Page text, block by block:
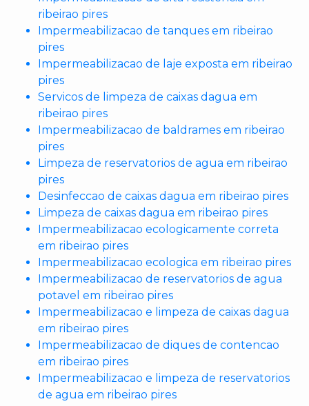
ribeirao pires
Impermeabilizacao de tanques em ribeirao
pires
Impermeabilizacao de laje exposta em ribeirao
pires
Servicos de limpeza de caixas dagua em
ribeirao pires
Impermeabilizacao de baldrames em ribeirao
pires
Limpeza de reservatorios de agua em ribeirao
pires
Desinfeccao de caixas dagua em ribeirao pires
Limpeza de caixas dagua em ribeirao pires
Impermeabilizacao ecologicamente correta
em ribeirao pires
Impermeabilizacao ecologica em ribeirao pires
Impermeabilizacao de reservatorios de agua
potavel em ribeirao pires
Impermeabilizacao e limpeza de caixas dagua
em ribeirao pires
Impermeabilizacao de diques de contencao
em ribeirao pires
Impermeabilizacao e limpeza de reservatorios
de agua em ribeirao pires